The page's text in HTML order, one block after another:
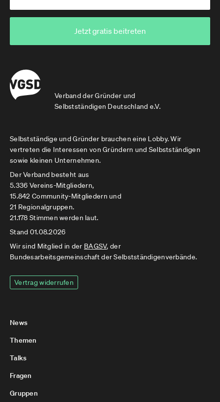
Verband der Gründer und
Selbstständigen Deutschland e.V.
Jetzt gratis beitreten
Selbstständige und Gründer brauchen eine Lobby. Wir
vertreten die Interessen von Gründern und Selbstständigen
sowie kleinen Unternehmen.
Der Verband besteht aus
5.336 Vereins-Mitgliedern,
15.842 Community-Mitgliedern und
21 Regionalgruppen.
21.178 Stimmen werden laut.
Stand 01.08.2026
Wir sind Mitglied in der BAGSV, der
Bundesarbeitsgemeinschaft der Selbstständigenverbände.
Vertrag widerrufen
News
Themen
Talks
Fragen
Gruppen